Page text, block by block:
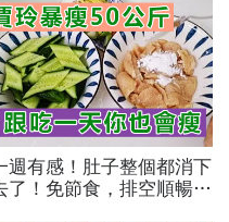
週有感！肚子整個都消下
了！免節食，排空順暢就